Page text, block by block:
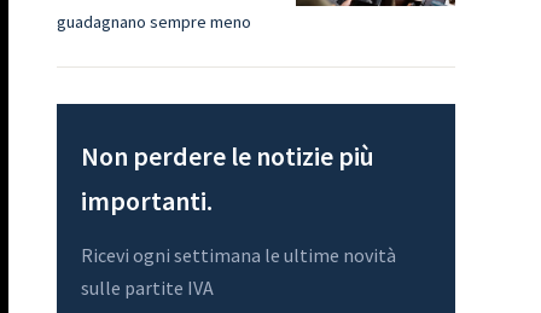
guadagnano sempre meno
Non perdere le notizie più
importanti.
Ricevi ogni settimana le ultime novità
sulle partite IVA